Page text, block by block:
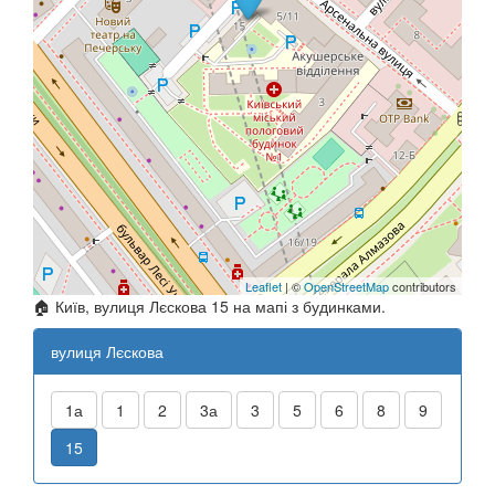
Leaflet | ©OpenStreetMapcontributors
🏠 Київ, вулиця Лєскова 15 на мапі з будинками.
вулиця Лєскова
1а 1 2 3а 3 5 6 8
9
15